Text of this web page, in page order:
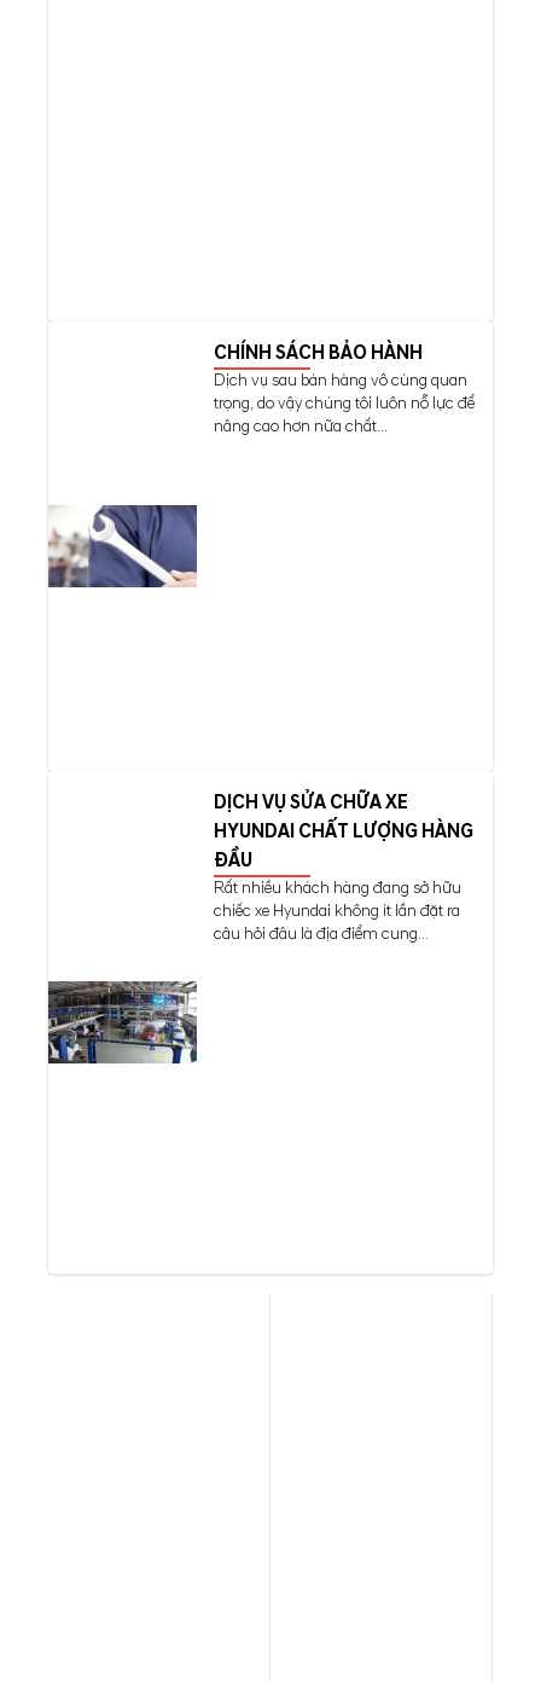
CHÍNH SÁCH BẢO HÀNH
Dịch vụ sau bán hàng vô cùng quan
trọng, do vậy chúng tôi luôn nỗ lực để
nâng cao hơn nữa chất...
DỊCH VỤ SỬA CHỮA XE
HYUNDAI CHẤT LƯỢNG HÀNG
ĐẦU
Rất nhiều khách hàng đang sở hữu
chiếc xe Hyundai không ít lần đặt ra
câu hỏi đâu là địa điểm cung...